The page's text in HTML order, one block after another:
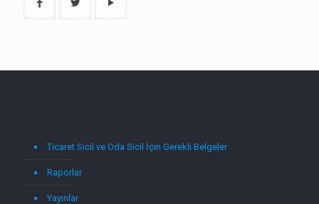
Ticaret Sicil ve Oda Sicil İçin Gerekli Belgeler
Raporlar
Yayınlar